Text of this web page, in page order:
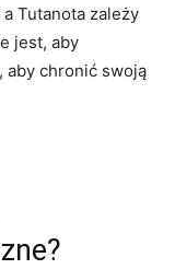
Tutanota zależy
jest, aby
aby chronić swoją